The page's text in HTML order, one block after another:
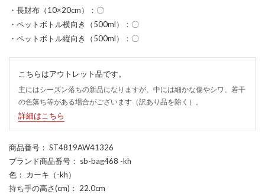
・長財布（10×20cm）：〇
・ペットボトル横向き（500ml）：〇
・ペットボトル縦向き（500ml）：〇
こちらはアウトレット品です。
主にはシーズン落ちの新品になりますが、中には細かな傷やシワ、若干
の色落ち等がある場合がございます（訳あり品を除く）。
詳細はこちら
商品番号 ： ST4819AW41326
ブランド商品番号 ： sb-bag468 -kh
色 ： カーキ（-kh）
持ち手の高さ(cm) ： 22.0cm